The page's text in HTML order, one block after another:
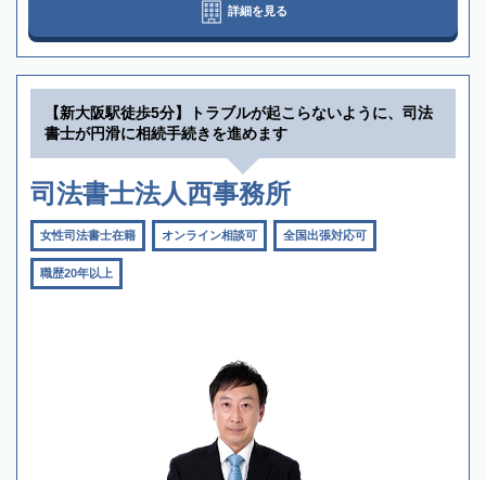
詳細を見る
【新大阪駅徒歩5分】トラブルが起こらないように、司法
書士が円滑に相続手続きを進めます
司法書士法人西事務所
女性司法書士在籍 オンライン相談可 全国出張対応可
職歴20年以上